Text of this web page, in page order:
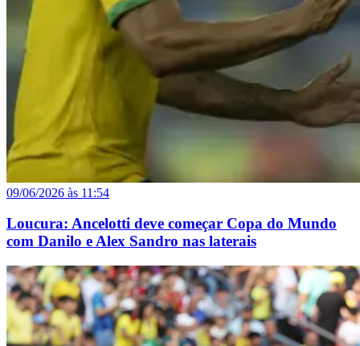
09/06/2026 às 11:54
Loucura: Ancelotti deve começar Copa do Mundo
com Danilo e Alex Sandro nas laterais